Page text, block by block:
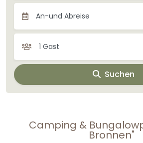
An-und Abreise
1 Gast
Suchen
Camping &
Bronnen"